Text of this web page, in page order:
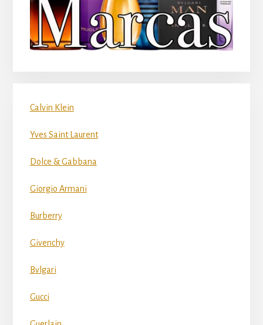
Calvin Klein
Yves Saint Laurent
Dolce & Gabbana
Giorgio Armani
Burberry
Givenchy
Bvlgari
Gucci